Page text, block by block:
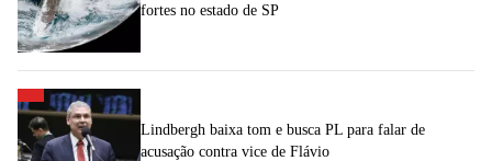
fortes no estado de SP
Lindbergh baixa tom e busca PL para falar de
acusação contra vice de Flávio